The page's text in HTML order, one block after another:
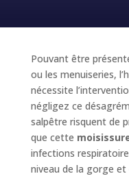
Pouvant être
ou les menuiseries,
nécessite
négligez ce
salpêtre risquent de
que cette
infections
niveau de la gorge